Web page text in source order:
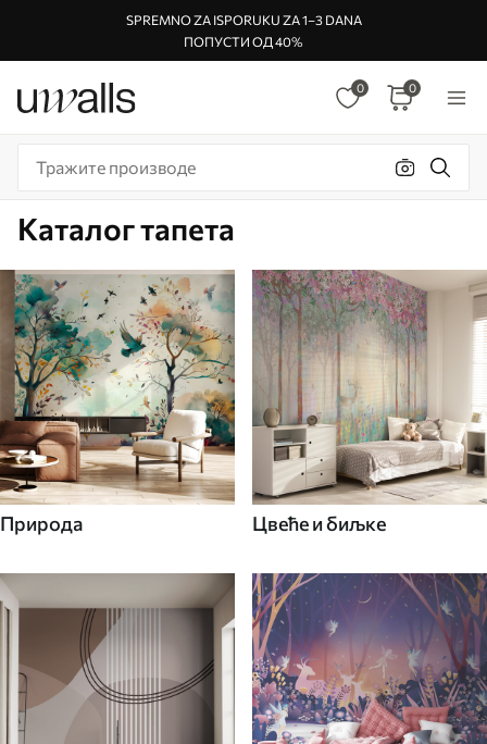
SPREMNO ZA ISPORUKU ZA 1–3 DANA
ПОПУСТИ ОД 40%
0 0
Каталог тапета
Природа Цвеће и биљке